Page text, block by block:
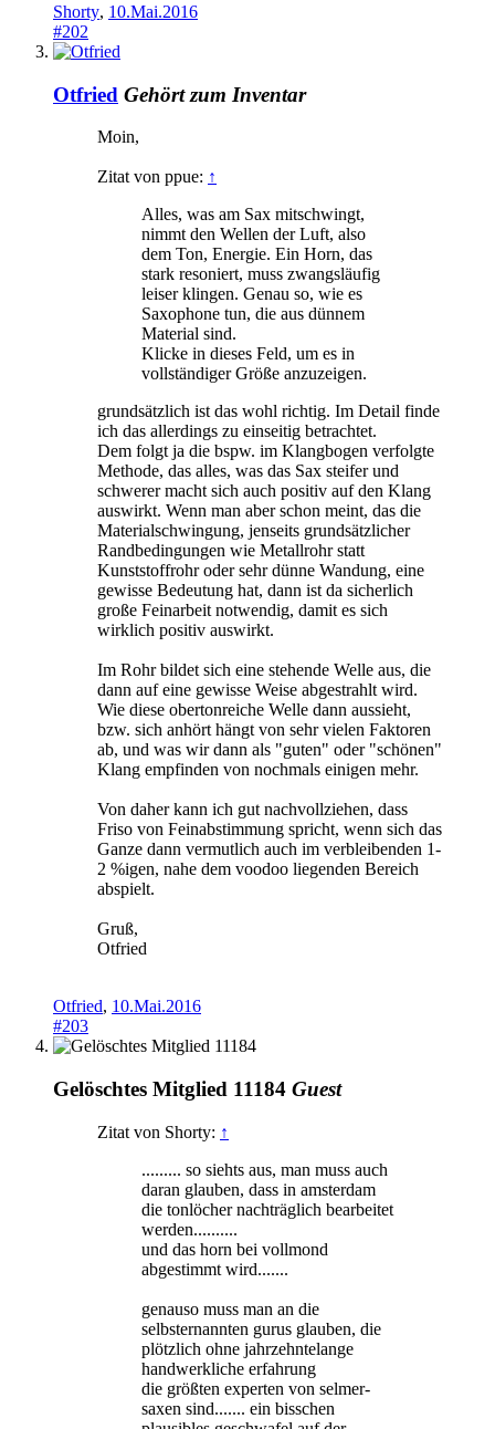
Shorty, 10.Mai.2016
#202
Otfried Gehört zum Inventar
Moin,
Zitat von ppue: ↑
Alles, was am Sax mitschwingt,
nimmt den Wellen der Luft, also
dem Ton, Energie. Ein Horn, das
stark resoniert, muss zwangsläufig
leiser klingen. Genau so, wie es
Saxophone tun, die aus dünnem
Material sind.
Klicke in dieses Feld, um es in
vollständiger Größe anzuzeigen.
grundsätzlich ist das wohl richtig. Im Detail finde
ich das allerdings zu einseitig betrachtet.
Dem folgt ja die bspw. im Klangbogen verfolgte
Methode, das alles, was das Sax steifer und
schwerer macht sich auch positiv auf den Klang
auswirkt. Wenn man aber schon meint, das die
Materialschwingung, jenseits grundsätzlicher
Randbedingungen wie Metallrohr statt
Kunststoffrohr oder sehr dünne Wandung, eine
gewisse Bedeutung hat, dann ist da sicherlich
große Feinarbeit notwendig, damit es sich
wirklich positiv auswirkt.
Im Rohr bildet sich eine stehende Welle aus, die
dann auf eine gewisse Weise abgestrahlt wird.
Wie diese obertonreiche Welle dann aussieht,
bzw. sich anhört hängt von sehr vielen Faktoren
ab, und was wir dann als "guten" oder "schönen"
Klang empfinden von nochmals einigen mehr.
Von daher kann ich gut nachvollziehen, dass
Friso von Feinabstimmung spricht, wenn sich das
Ganze dann vermutlich auch im verbleibenden 1-
2 %igen, nahe dem voodoo liegenden Bereich
abspielt.
Gruß,
Otfried
Otfried, 10.Mai.2016
#203
Gelöschtes Mitglied 11184 Guest
Zitat von Shorty: ↑
......... so siehts aus, man muss auch
daran glauben, dass in amsterdam
die tonlöcher nachträglich bearbeitet
werden..........
und das horn bei vollmond
abgestimmt wird.......
genauso muss man an die
selbsternannten gurus glauben, die
plötzlich ohne jahrzehntelange
handwerkliche erfahrung
die größten experten von selmer-
saxen sind....... ein bisschen